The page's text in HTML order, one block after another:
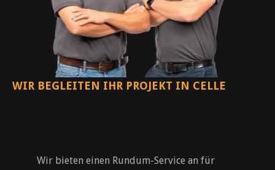
WIR BEGLEITEN IHR PROJEKT IN CELLE
Wir bieten einen Rundum-Service an für